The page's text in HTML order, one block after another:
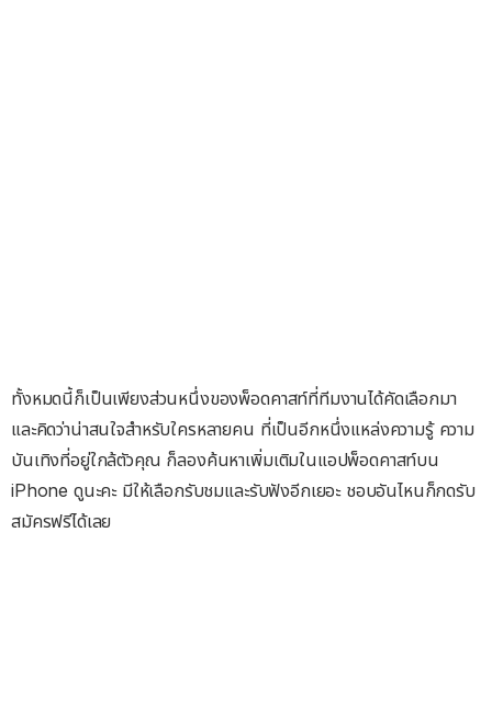
ทั้งหมดนี้ก็เป็นเพียงส่วนหนึ่งของพ็อดคาสท์ที่ทีมงานได้คัดเลือกมา
และคิดว่าน่าสนใจสำหรับใครหลายคน ที่เป็นอีกหนึ่งแหล่งความรู้ ความ
บันเทิงที่อยู่ใกล้ตัวคุณ ก็ลองค้นหาเพิ่มเติมในแอปพ็อดคาสท์บน
iPhone ดูนะคะ มีให้เลือกรับชมและรับฟังอีกเยอะ ชอบอันไหนก็กดรับ
สมัครฟรีได้เลย